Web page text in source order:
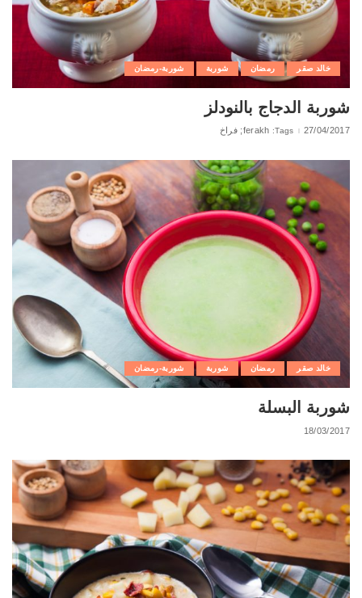
خالد صقر رمضان شوربة شوربة-رمضان
شوربة الدجاج بالنودلز
27/04/2017
Tags: ferakh; فراخ
خالد صقر رمضان شوربة شوربة-رمضان
شوربة البسلة
18/03/2017